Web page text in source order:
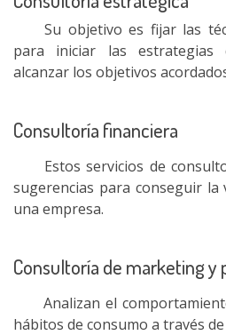
Su objetivo es fijar las
para iniciar las
alcanzar los objetivos
Consultoría financiera
Estos servicios de
sugerencias para conseguir la
una empresa.
Consultoría de marketing y
Analizan el
hábitos de consumo a través